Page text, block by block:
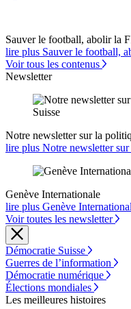
Sauver le football, abolir la
lire plus Sauver le football,
Voir tous les contenus
Newsletter
Notre newsletter sur la
lire plus Notre newsletter
Genève Internationale
lire plus Genève
Voir toutes les newsletter
Démocratie Suisse
Guerres de l’information
Démocratie numérique
Élections mondiales
Les meilleures histoires